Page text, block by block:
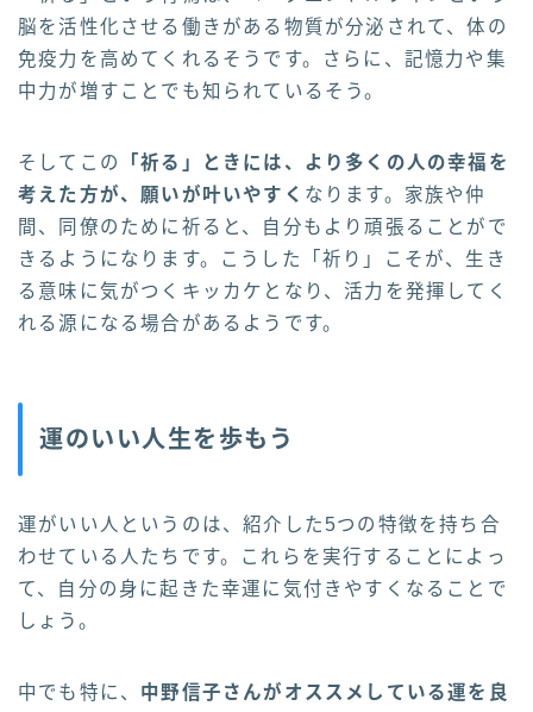
脳を活性化させる働きがある物質が分泌されて、体の
免疫力を高めてくれるそうです。さらに、記憶力や集
中力が増すことでも知られているそう。
そしてこの
「祈る」ときには、より多くの人の幸福を
考えた方が、願いが叶いやすく なります。家族や仲
間、同僚のために祈ると、自分もより頑張ることがで
きるようになります。こうした「祈り」こそが、生き
る意味に気がつくキッカケとなり、活力を発揮してく
れる源になる場合があるようです。
運のいい人生を歩もう
運がいい人というのは、紹介した5つの特徴を持ち合
わせている人たちです。これらを実行することによっ
て、自分の身に起きた幸運に気付きやすくなることで
しょう。
中でも特に、 中野信子さんがオススメしている運を良